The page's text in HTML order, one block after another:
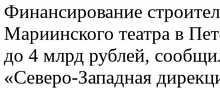
Финансирование
Мариинского театра в
до 4 млрд рублей,
«Северо-Западная